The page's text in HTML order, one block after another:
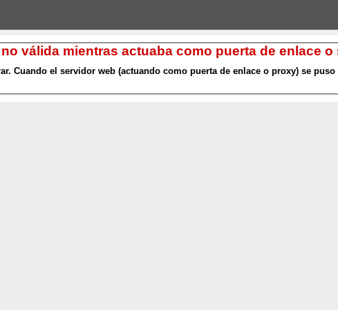
válida mientras actuaba como puerta de enlace
Cuando el servidor web (actuando como puerta de enlace o proxy) se